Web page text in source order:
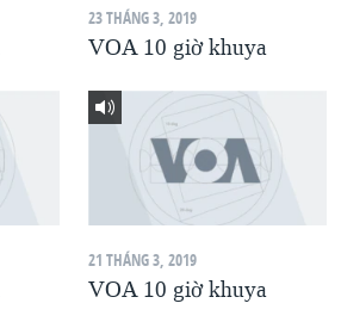
23 THÁNG 3, 2019
VOA 10 giờ khuya
21 THÁNG 3, 2019
VOA 10 giờ khuya